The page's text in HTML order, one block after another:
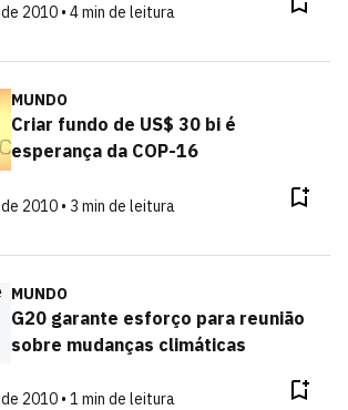
2010 • 4 min de leitura
MUNDO
Criar fundo de US$ 30 bi é
esperança da COP-16
2010 • 3 min de leitura
MUNDO
G20 garante esforço para reunião
sobre mudanças climáticas
2010 • 1 min de leitura